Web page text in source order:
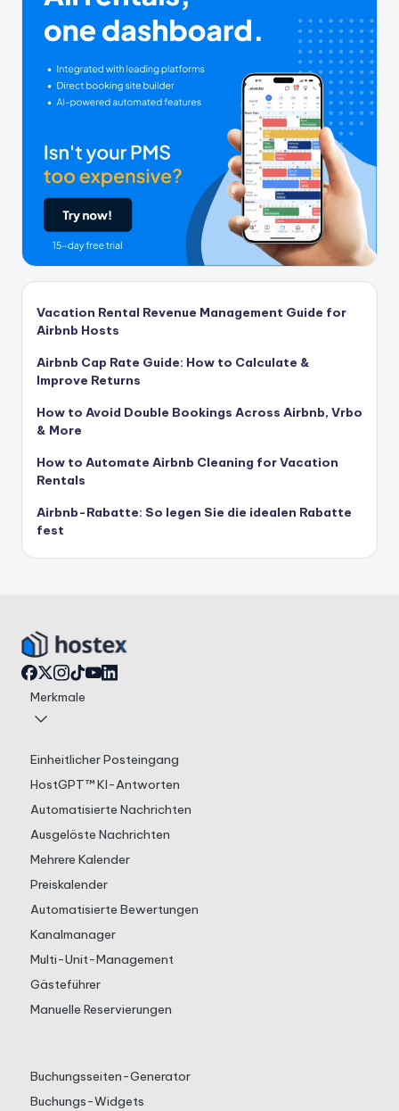
Vacation Rental Revenue Management Guide for
Airbnb Hosts
Airbnb Cap Rate Guide: How to Calculate &
Improve Returns
How to Avoid Double Bookings Across Airbnb, Vrbo
& More
How to Automate Airbnb Cleaning for Vacation
Rentals
Airbnb-Rabatte: So legen Sie die idealen Rabatte
fest
Merkmale
Einheitlicher Posteingang
HostGPT™ KI-Antworten
Automatisierte Nachrichten
Ausgelöste Nachrichten
Mehrere Kalender
Preiskalender
Automatisierte Bewertungen
Kanalmanager
Multi-Unit-Management
Gästeführer
Manuelle Reservierungen
Buchungsseiten-Generator
Buchungs-Widgets